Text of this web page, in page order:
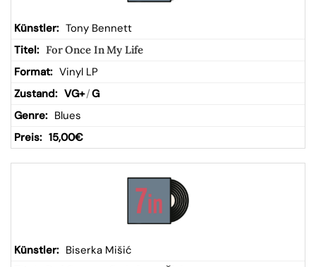
Tony Bennett
For Once In My Life
Vinyl LP
VG+/G
Blues
15,00€
Biserka Mišić